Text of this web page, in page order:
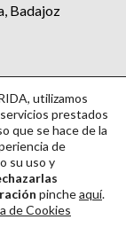
Badajoz
utilizamos
prestados
que se hace de la
de
su uso y
pincheaquí.
de Cookies